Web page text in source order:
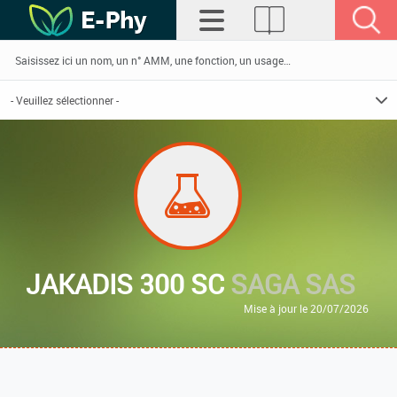
JAKADIS 300 SCSAGA SAS
Mise à jour le 20/07/2026